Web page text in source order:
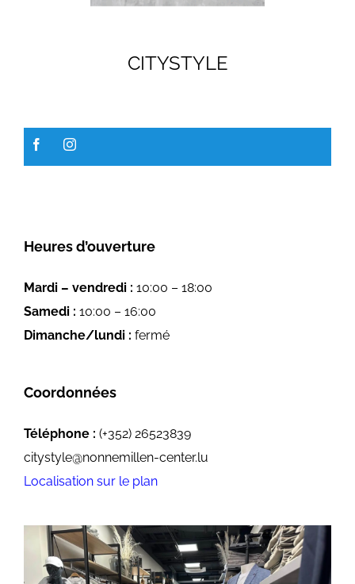
CITYSTYLE
Heures d’ouverture
Mardi – vendredi : 10:00 – 18:00
Samedi : 10:00 – 16:00
Dimanche/lundi : fermé
Coordonnées
Téléphone : (+352) 26523839
citystyle@nonnemillen-center.lu
Localisation sur le plan